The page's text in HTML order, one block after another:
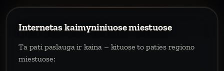
Internetas kaimyniniuose miestuose
Ta pati paslauga ir kaina – kituose to paties regiono
miestuose: